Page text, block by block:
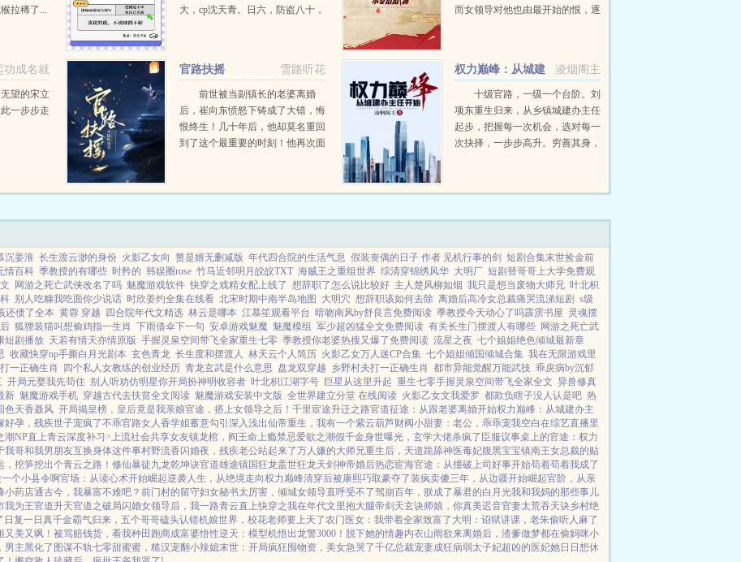
拉稀了...
大，cp沈天青。日六，防盗八十，
而女领导对他也由最开始的恨，逐
功成名就
望的宋立
一步步走
雪路听花
官路扶摇
前世被当副镇长的老婆离婚
后，崔向东愤怒下铸成了大错，悔
恨终生！几十年后，他却莫名重回
到了这个最重要的时刻！他再次面
凌烟阁主
权力巅峰：从城建
办主任开始
十级官路，一级一个台阶。刘
项东重生归来，从乡镇城建办主任
起步，把握每一次机会，选对每一
次抉择，一步步高升。穷善其身，
部。且看刘项东搅动风云，在这辉
沉姜淮 长生渡云渺的身份 火影乙女向 赘是婿无删减版 年代四合院的生活气息 假装丧偶的日子 作者 见机行事的剑 短剧合集末世捡金前
情百科 季教授的有哪些 时矜的 韩娱圈rose 竹马近邻明月皎皎TXT 海贼王之重组世界 综清穿锦绣风华 大明厂 短剧替哥哥上大学免费观
网游之死亡武侠改名了吗 魅魔游戏软件 快穿之戏精女配上线了 想辞职了怎么说比较好 主人楚风柳如烟 我只是想当废物大师兄 叶北枳
别人吃糠我吃面你少说话 时欣姜灼全集在线看 北宋时期中南半岛地图 大明穴 想辞职该如何去除 离婚后高冷女总裁痛哭流涕短剧 s级
还债了全本 黄蓉 穿越 四合院年代文精选 林云是哪本 江慕笙观看平台 暗吻南风by舒良言免费阅读 季教授今天动心了吗霹雳书屋 灵魂摆
狐狸装猫叫想偷鸡指一生肖 下雨借伞下一句 安卓游戏魅魔 魅魔模组 军少超凶猛全文免费阅读 有关长生门摆渡人有哪些 网游之死亡武
短剧播放 天若有情天亦情原版 手握灵泉空间带飞全家重生七零 季教授你老婆热搜又爆了免费阅读 流星之夜 七个姐姐绝色倾城最新章
收藏快穿np手撕白月光剧本 玄色青龙 长生度和摆渡人 林天云个人简历 火影乙女万人迷CP合集 七个姐姐倾国倾城合集 我在无限游戏里
一正确生肖 四个私人女教练的创业经历 青龙玄武是什么意思 盘龙双穿越 乡野村夫打一正确生肖 都市异能觉醒万能武技 乖戾病by沉郁
开局元婴我先苟住 别人听劝仿明星你开局扮神明收容者 叶北枳江湖字号 巨星从这里升起 重生七零手握灵泉空间带飞全家全文 异兽修真
新 魅魔游戏手机 穿越古代去扶贫全文阅读 魅魔游戏安装中文版 全世界建立分堂 在线阅读 火影乙女文我爱罗 都欺负瞎子没人认是吧 热
色天香聂风 开局揭皇榜，皇后竟是我亲娘官途，搭上女领导之后！ 千里宦途升迁之路官道征途：从跟老婆离婚开始权力巅峰：从城建办主
好孕，残疾世子宠疯了不乖官路女人香学姐蓄意勾引 深入浅出仙帝重生，我有一个紫云葫芦财阀小甜妻：老公，乖乖宠我空白在综艺直播里
潮NP直上青云深度补习>上流社会共享女友镇龙棺，阎王命上瘾禁忌爱欲之潮假千金身世曝光，玄学大佬杀疯了 臣服议事桌上的官途：权力
我哥和我男朋友互换身体这件事村野流香闪婚夜，残疾老公站起来了万人嫌的大师兄重生后，天道跪舔神医毒妃腹黑宝宝镇南王女总裁的贴
，挖笋挖出个青云之路！ 修仙暴徒九龙乾坤诀官道雄途镇国狂龙盖世狂龙天剑神帝婚后热恋宦海官途：从撞破上司好事开始苟着苟着我成了
个小县令啊官场：从读心术开始崛起逆袭人生，从绝境走向权力巅峰清穿后被康熙巧取豪夺了装疯卖傻三年，从边疆开始崛起官阶，从亲
小药店通古今，我暴富不难吧？ 前门村的留守妇女秘书太厉害，倾城女领导直呼受不了驾崩百年，朕成了暴君的白月光我和我妈的那些事儿
我为王官道升天官道之破局闪婚女领导后，我一路青云直上快穿之我在年代文里抱大腿帝剑天玄诀师娘，你真美迟音官妻太荒吞天诀乡村绝
日复一日 真千金霸气归来，五个哥哥磕头认错机娘世界，校花老师要上天了农门医女：我带着全家致富了 大明：诏狱讲课，老朱偷听人麻了
美又飒！ 被骂赔钱货，看我种田跑商成富婆悟性逆天：模型机悟出龙警3000！ 脱下她的情趣内衣山雨欲来离婚后，渣爹做梦都在偷妈咪小
男主黑化了 图谋不轨七零甜蜜蜜，糙汉宠翻小辣媳末世：开局疯狂囤物资，美女急哭了千亿总裁宠妻成狂病弱太子妃超凶的 医妃她日日想休